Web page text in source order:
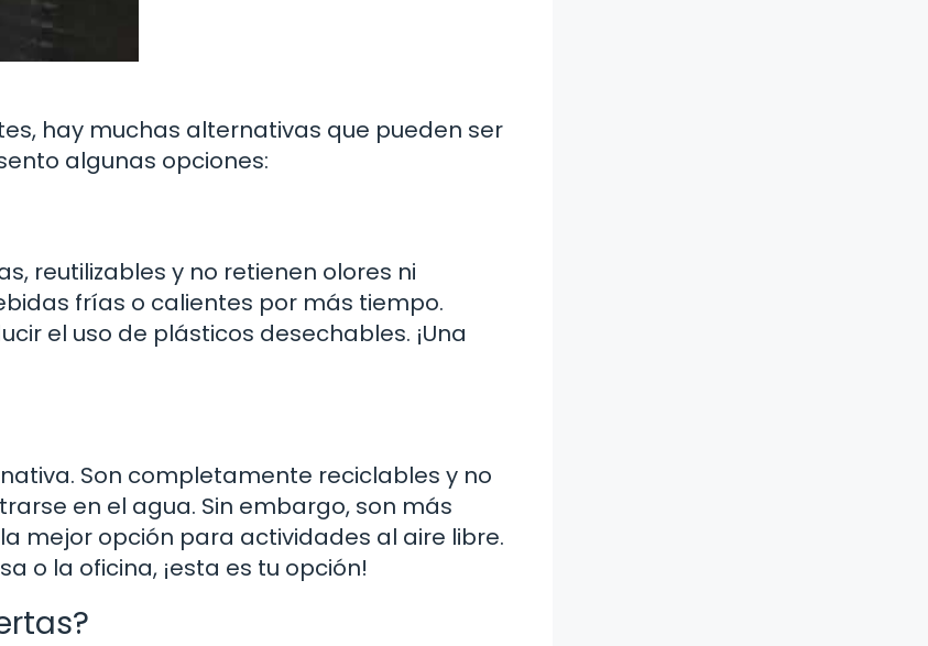
hay muchas alternativas que pueden ser
algunas opciones:
reutilizables y no retienen olores ni
frías o calientes por más tiempo.
el uso de plásticos desechables. ¡Una
Son completamente reciclables y no
en el agua. Sin embargo, son más
mejor opción para actividades al aire libre.
o la oficina, ¡esta es tu opción!